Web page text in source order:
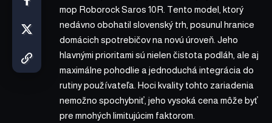
mop Roborock Saros 10R. Tento model, ktorý
nedávno obohatil slovenský trh, posunul hranice
domácich spotrebičov na novú úroveň. Jeho
hlavnými prioritami sú nielen čistota podláh, ale aj
maximálne pohodlie a jednoduchá integrácia do
rutiny používateľa. Hoci kvality tohto zariadenia
nemožno spochybniť, jeho vysoká cena môže byť
pre mnohých limitujúcim faktorom.